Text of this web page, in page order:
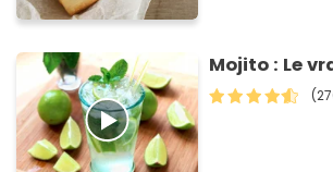
Mojito : Le